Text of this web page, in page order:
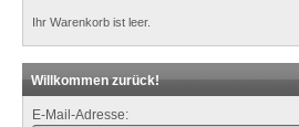
Ihr Warenkorb ist leer.
Willkommen zurück!
E-Mail-Adresse: